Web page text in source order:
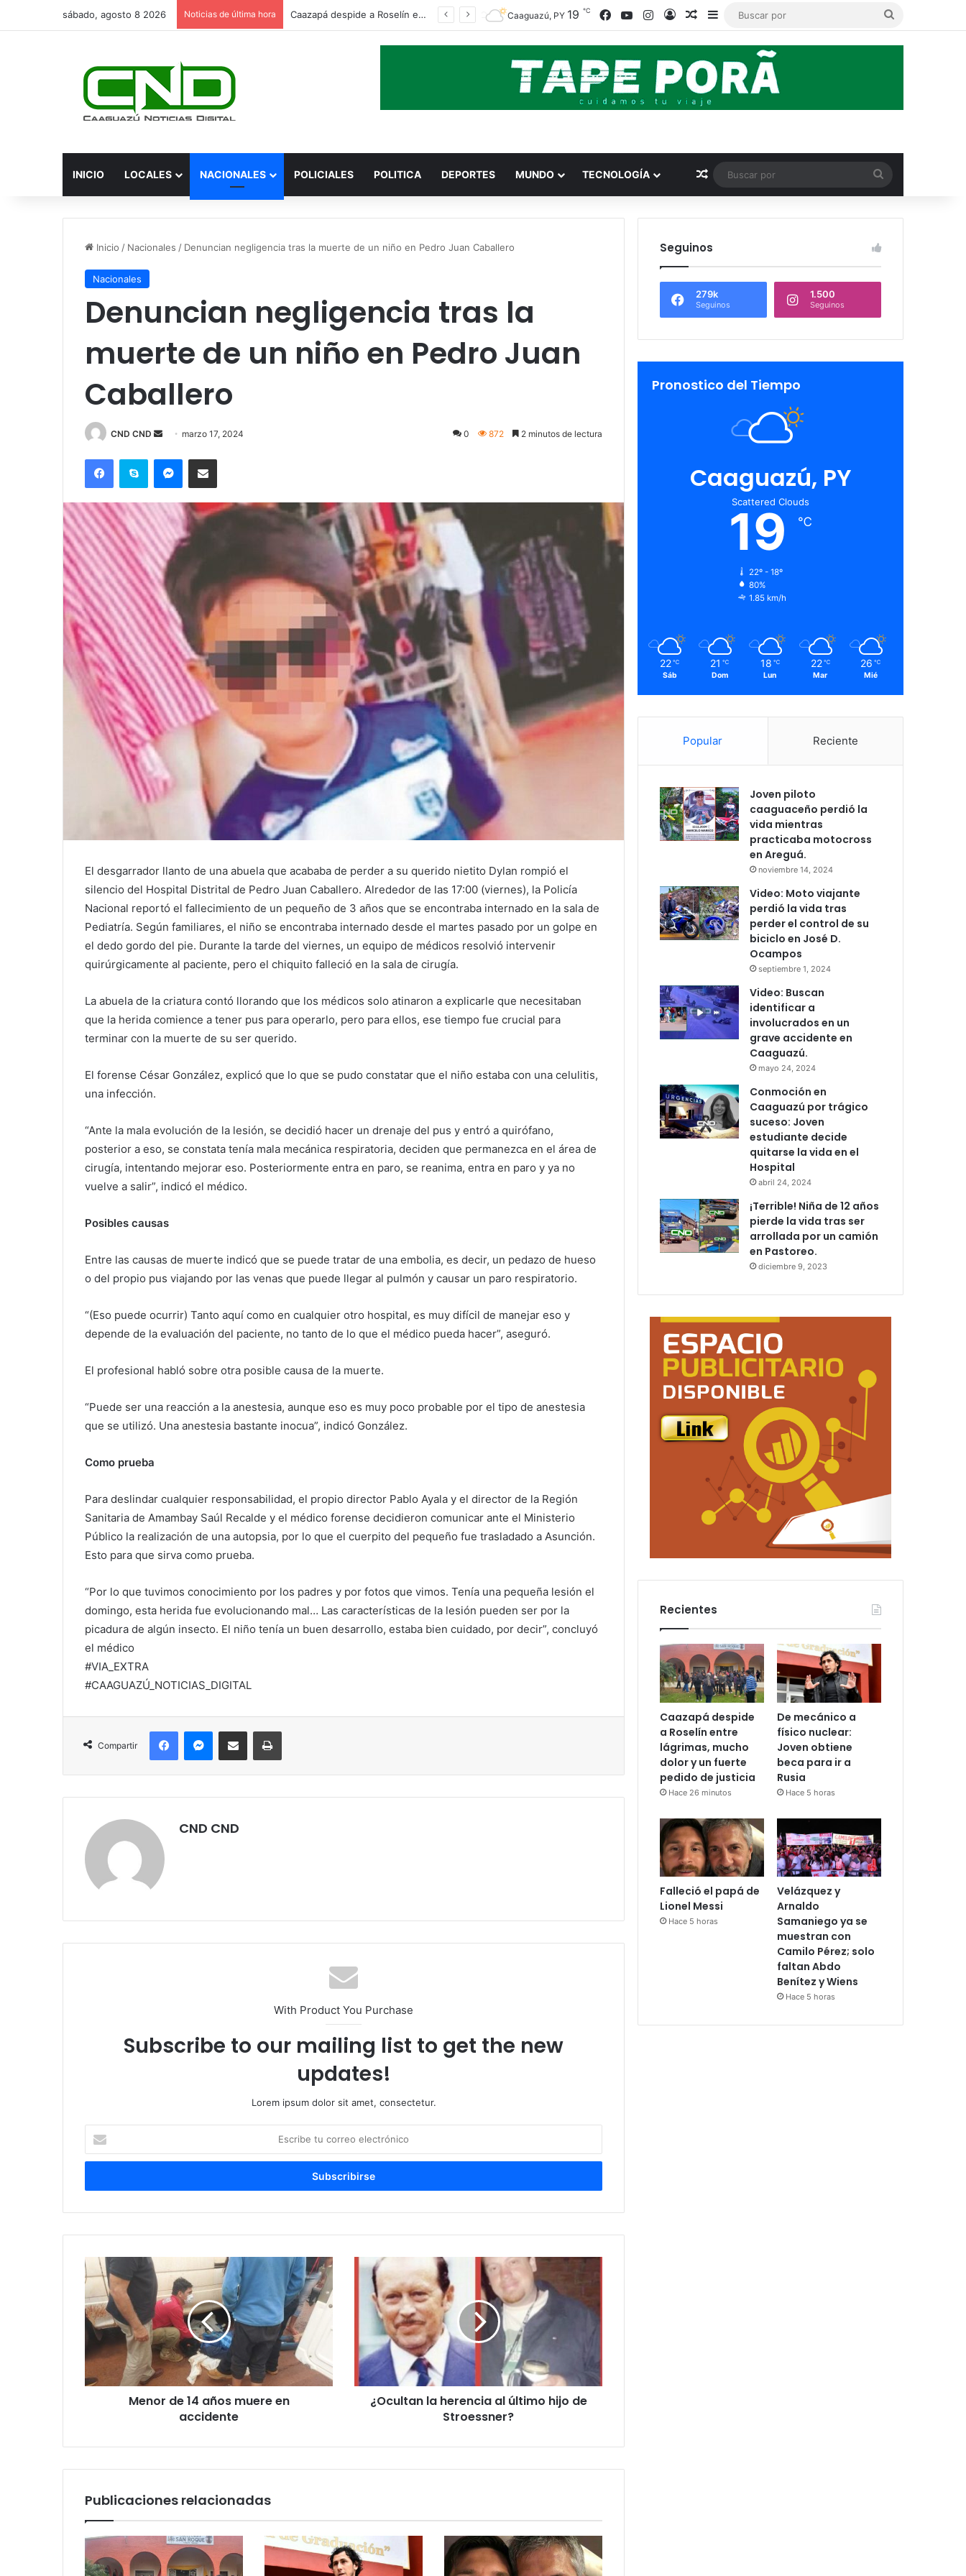
sábado, agosto 8 2026 Noticias de última hora Caazapá despide a Roselín entre lágrimas, mucho dolor y un fuerte pedido de justicia Caaguazú, PY 19 ℃ Facebook
YouTubeInstagram
AccesoPublicación al azar
Barra lateral
INICIO LOCALES NACIONALES POLICIALES POLITICA DEPORTES MUNDO TECNOLOGÍA Publicación al azar
por
Inicio / Nacionales / Denuncian negligencia tras la muerte de un niño en Pedro Juan Caballero
Nacionales
Denuncian negligencia tras la
muerte de un niño en Pedro Juan
Caballero
CND CND
Send
email
marzo 17, 2024 0 872 2 minutos de lectura
FacebookSkype MessengerCompartir por correo electrónico
El desgarrador llanto de una abuela que acababa de perder a su querido nietito Dylan rompió el
silencio del Hospital Distrital de Pedro Juan Caballero. Alrededor de las 17:00 (viernes), la Policía
Nacional reportó el fallecimiento de un pequeño de 3 años que se encontraba internado en la sala de
Pediatría. Según familiares, el niño se encontraba internado desde el martes pasado por un golpe en
el dedo gordo del pie. Durante la tarde del viernes, un equipo de médicos resolvió intervenir
quirúrgicamente al paciente, pero el chiquito falleció en la sala de cirugía.
La abuela de la criatura contó llorando que los médicos solo atinaron a explicarle que necesitaban
que la herida comience a tener pus para operarlo, pero para ellos, ese tiempo fue crucial para
terminar con la muerte de su ser querido.
El forense César González, explicó que lo que se pudo constatar que el niño estaba con una celulitis,
una infección.
“Ante la mala evolución de la lesión, se decidió hacer un drenaje del pus y entró a quirófano,
posterior a eso, se constata tenía mala mecánica respiratoria, deciden que permanezca en el área de
cirugía, intentando mejorar eso. Posteriormente entra en paro, se reanima, entra en paro y ya no
vuelve a salir”, indicó el médico.
Posibles causas
Entre las causas de muerte indicó que se puede tratar de una embolia, es decir, un pedazo de hueso
o del propio pus viajando por las venas que puede llegar al pulmón y causar un paro respiratorio.
“(Eso puede ocurrir) Tanto aquí como en cualquier otro hospital, es muy difícil de manejar eso y
depende de la evaluación del paciente, no tanto de lo que el médico pueda hacer”, aseguró.
El profesional habló sobre otra posible causa de la muerte.
“Puede ser una reacción a la anestesia, aunque eso es muy poco probable por el tipo de anestesia
que se utilizó. Una anestesia bastante inocua”, indicó González.
Como prueba
Para deslindar cualquier responsabilidad, el propio director Pablo Ayala y el director de la Región
Sanitaria de Amambay Saúl Recalde y el médico forense decidieron comunicar ante el Ministerio
Público la realización de una autopsia, por lo que el cuerpito del pequeño fue trasladado a Asunción.
Esto para que sirva como prueba.
“Por lo que tuvimos conocimiento por los padres y por fotos que vimos. Tenía una pequeña lesión el
domingo, esta herida fue evolucionando mal… Las características de la lesión pueden ser por la
picadura de algún insecto. El niño tenía un buen desarrollo, estaba bien cuidado, por decir”, concluyó
el médico
#VIA_EXTRA
#CAAGUAZÚ_NOTICIAS_DIGITAL
Compartir
FacebookMessengerCompartir por correo electrónicoImprimir
CND CND
With Product You Purchase
Subscribe to our mailing list to get the new
updates!
Lorem ipsum dolor sit amet, consectetur.
correo
Menor de 14 años muere en
accidente
¿Ocultan la herencia al último hijo de
Stroessner?
Publicaciones relacionadas
Seguinos
279k
Seguinos
1.500
Seguinos
Pronostico del Tiempo
Caaguazú, PY
Scattered Clouds
19 ℃
22º - 18º
80%
1.85 km/h
22 ℃
Sáb
21 ℃
Dom
18 ℃
Lun
22 ℃
Mar
26 ℃
Mié
Popular Reciente
Joven piloto
caaguaceño perdió la
vida mientras
practicaba motocross
en Areguá.
noviembre 14, 2024
Video: Moto viajante
perdió la vida tras
perder el control de su
biciclo en José D.
Ocampos
septiembre 1, 2024
Video: Buscan
identificar a
involucrados en un
grave accidente en
Caaguazú.
mayo 24, 2024
Conmoción en
Caaguazú por trágico
suceso: Joven
estudiante decide
quitarse la vida en el
Hospital
abril 24, 2024
¡Terrible! Niña de 12 años
pierde la vida tras ser
arrollada por un camión
en Pastoreo.
diciembre 9, 2023
Recientes
Caazapá despide
a Roselín entre
lágrimas, mucho
dolor y un fuerte
pedido de justicia
Hace 26 minutos
De mecánico a
físico nuclear:
Joven obtiene
beca para ir a
Rusia
Hace 5 horas
Falleció el papá de
Lionel Messi
Hace 5 horas
Velázquez y
Arnaldo
Samaniego ya se
muestran con
Camilo Pérez; solo
faltan Abdo
Benítez y Wiens
Hace 5 horas